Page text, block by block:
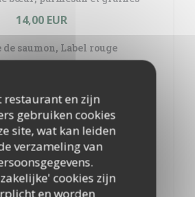
restaurant en zijn
gebruiken cookies
site, wat kan leiden
verzameling van
cookies zijn
en worden
14,00 EUR
saumon, Label rouge
PLATS
Sologne sauce à l'oseille du
24,00 EUR